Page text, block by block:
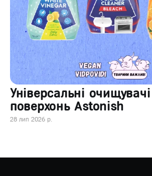
Універсальні
поверхонь Astonish
28 лип 2026 р.